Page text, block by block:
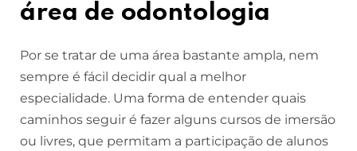
área de odontologia
Por se tratar de uma área bastante ampla, nem
sempre é fácil decidir qual a melhor
especialidade. Uma forma de entender quais
caminhos seguir é fazer alguns cursos de imersão
ou livres, que permitam a participação de alunos